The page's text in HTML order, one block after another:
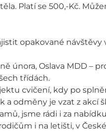
Platí se 500,-Kč.
opakované návštěvy
února, Oslava MDD –
třídách.
cvičení, kdy po
odměny je vzat z akcí
jsme rádi i za
i na letišti, v